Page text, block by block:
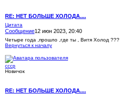
RE: НЕТ БОЛЬШЕ ХОЛОДА....
Цитата
Сообщение12 июн 2023, 20:40
Четыре года ,прошло ,где ты , Витя Холод ???
Вернуться к началу
cccp
Новичок
RE: НЕТ БОЛЬШЕ ХОЛОДА....